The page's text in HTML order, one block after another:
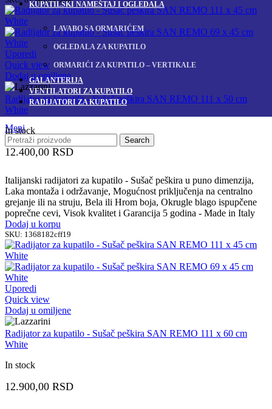
KUPATILSKI NAMEŠTAJ I OGLEDALA
LAVABO SA ORMARIĆEM
OGLEDALA ZA KUPATILO
ORMARIĆI ZA KUPATILO – VERTIKALE
GALANTERIJA
VENTILATORI ZA KUPATILO
RADIJATORI ZA KUPATILO
Meni
Search
Uporedi
Quick view
Dodaj u omiljene
Radijator za kupatilo - Sušač peškira SAN REMO 111 x 50 cm
White
In stock
12.400,00 RSD
Italijanski radijatori za kupatilo - Sušač peškira u puno dimenzija,
Laka montaža i održavanje, Mogućnost priključenja na centralno
grejanje ili na struju, Bela ili Hrom boja, Okrugle blago ispupčene
poprečne cevi, Visok kvalitet i Garancija 5 godina - Made in Italy
Dodaj u korpu
SKU: 1368182cff19
Uporedi
Quick view
Dodaj u omiljene
Radijator za kupatilo - Sušač peškira SAN REMO 111 x 60 cm
White
In stock
12.900,00 RSD